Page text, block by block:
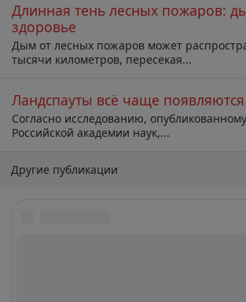
Длинная тень лесных пожаров:
здоровье
Дым от лесных пожаров может
тысячи километров, пересекая...
Ландспауты всё чаще
Согласно исследованию,
Российской академии наук,...
Другие публикации